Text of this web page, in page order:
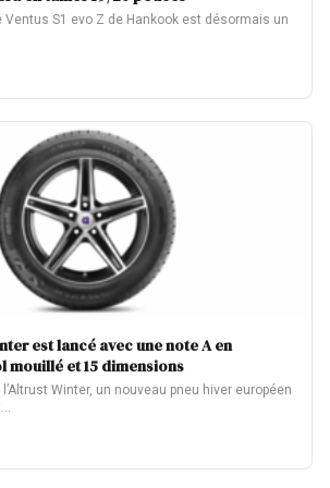
Ventus S1 evo Z de Hankook est désormais un
est lancé avec une note A en
mouillé et 15 dimensions
Winter, un nouveau pneu hiver européen